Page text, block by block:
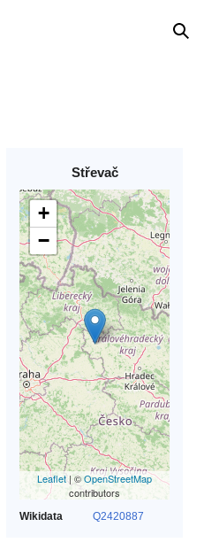
Střevač
+
−
Leaflet| ©OpenStreetMap
contributors
Wikidata Q2420887